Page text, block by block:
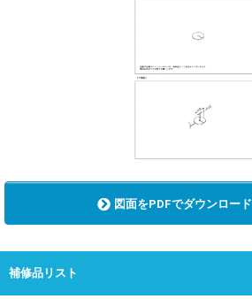
図面をPDFでダウンロード
補修品リスト